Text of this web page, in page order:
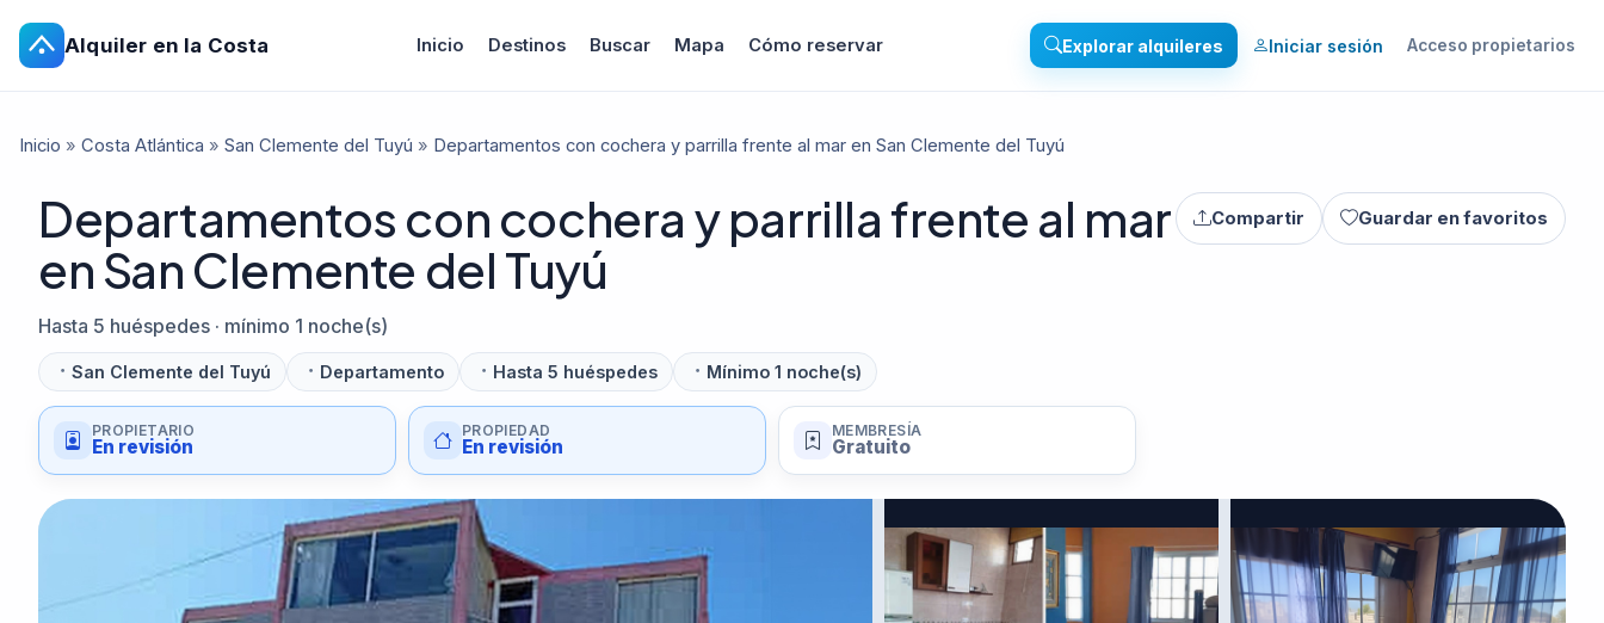
Alquiler en la Costa Inicio Destinos Buscar Mapa Cómo reservar Explorar alquileres Iniciar sesión Acceso propietarios
Inicio » Costa Atlántica » San Clemente del Tuyú » Departamentos con cochera y parrilla frente al mar en San Clemente del Tuyú
Departamentos con cochera y parrilla frente al mar
en San Clemente del Tuyú
Hasta 5 huéspedes · mínimo 1 noche(s)
San Clemente del Tuyú Departamento Hasta 5 huéspedes Mínimo 1 noche(s)
PROPIETARIO
En revisión
PROPIEDAD
En revisión
MEMBRESÍA
Gratuito
Compartir Guardar en favoritos